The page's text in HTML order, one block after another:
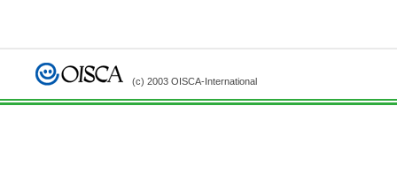
(c) 2003 OISCA-International